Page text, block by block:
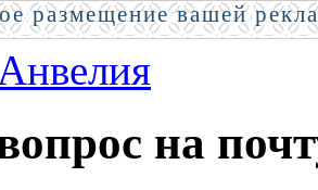
на
размещение вашей